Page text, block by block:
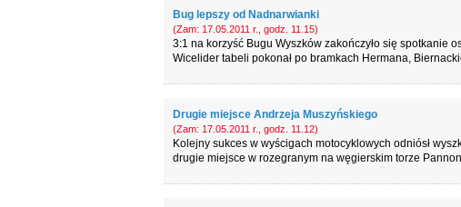
Bug lepszy od Nadnarwianki
(Zam: 17.05.2011 r., godz. 11.15)
3:1 na korzyść Bugu Wyszków zakończyło się spotkanie
Wicelider tabeli pokonał po bramkach Hermana,
Drugie miejsce Andrzeja Muszyńskiego
(Zam: 17.05.2011 r., godz. 11.12)
Kolejny sukces w wyścigach motocyklowych odniósł
drugie miejsce w rozegranym na węgierskim torze